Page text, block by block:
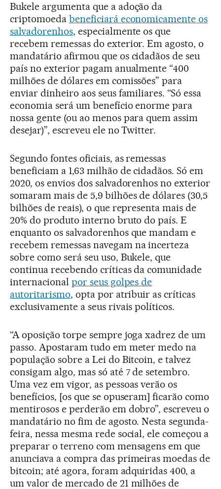
Bukele argumenta que a adoção da
criptomoeda beneficiará economicamente os
salvadorenhos, especialmente os que
recebem remessas do exterior. Em agosto, o
mandatário afirmou que os cidadãos de seu
país no exterior pagam anualmente “400
milhões de dólares em comissões” para
enviar dinheiro aos seus familiares. “Só essa
economia será um benefício enorme para
nossa gente (ou ao menos para quem assim
desejar)”, escreveu ele no Twitter.
Segundo fontes oficiais, as remessas
beneficiam a 1,63 milhão de cidadãos. Só em
2020, os envios dos salvadorenhos no exterior
somaram mais de 5,9 bilhões de dólares (30,5
bilhões de reais), o que representa mais de
20% do produto interno bruto do país. E
enquanto os salvadorenhos que mandam e
recebem remessas navegam na incerteza
sobre como será seu uso, Bukele, que
continua recebendo críticas da comunidade
internacional por seus golpes de
autoritarismo, opta por atribuir as críticas
exclusivamente a seus rivais políticos.
“A oposição torpe sempre joga xadrez de um
passo. Apostaram tudo em meter medo na
população sobre a Lei do Bitcoin, e talvez
consigam algo, mas só até 7 de setembro.
Uma vez em vigor, as pessoas verão os
benefícios, [os que se opuseram] ficarão como
mentirosos e perderão em dobro”, escreveu o
mandatário no fim de agosto. Nesta segunda-
feira, nessa mesma rede social, ele começou a
preparar o terreno com mensagens em que
anunciava a compra das primeiras moedas de
bitcoin; até agora, foram adquiridas 400, a
um valor de mercado de 21 milhões de